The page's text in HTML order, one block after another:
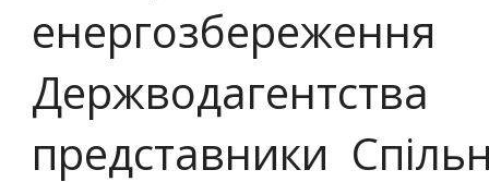
представники